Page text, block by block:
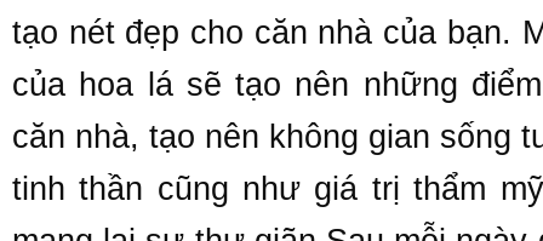
tạo nét đẹp cho căn nhà của bạn.
của hoa lá sẽ tạo nên những
căn nhà, tạo nên không gian sống
tinh thần cũng như giá trị thẩm